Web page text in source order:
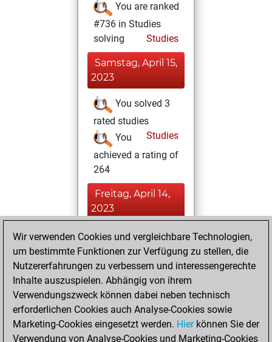
You are ranked
#736 in Studies
solving
Studies
Samstag, April 15,
2023
You solved 3
rated studies
Studies
You
achieved a rating of
264
Freitag, April 14,
2023
You won
against Fritz
Fritz
You achieved a
BeautyScore of 163
new Elo of 1679
You created
Wir verwenden Cookies und vergleichbare Technologien,
um bestimmte Funktionen zur Verfügung zu stellen, die
Nutzererfahrungen zu verbessern und interessengerechte
Inhalte auszuspielen. Abhängig von ihrem
Verwendungszweck können dabei neben technisch
erforderlichen Cookies auch Analyse-Cookies sowie
Marketing-Cookies eingesetzt werden. Hierkönnen Sie der
Verwendung von Analyse-Cookies und Marketing-Cookies